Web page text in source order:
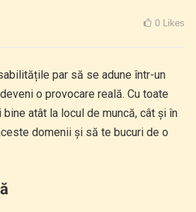
0 Likes
par să se adune într-un
o provocare reală. Cu toate
atât la locul de muncă, cât și în
domenii și să te bucuri de o